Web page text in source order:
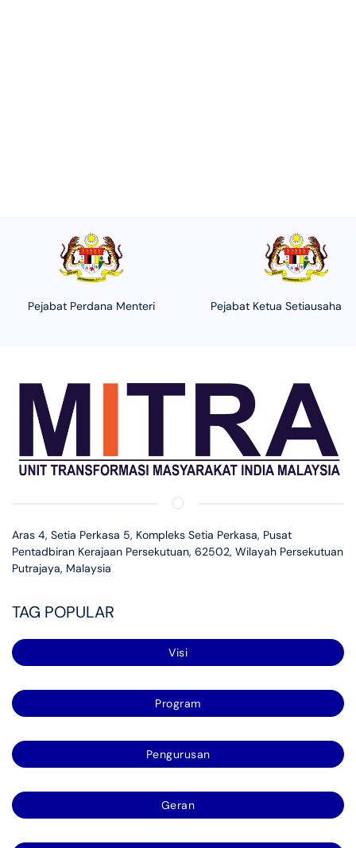
Pejabat Perdana Menteri Pejabat Ketua Setiausaha
Aras 4, Setia Perkasa 5, Kompleks Setia Perkasa, Pusat
Pentadbiran Kerajaan Persekutuan, 62502, Wilayah Persekutuan
Putrajaya, Malaysia
TAG POPULAR
Visi
Program
Pengurusan
Geran